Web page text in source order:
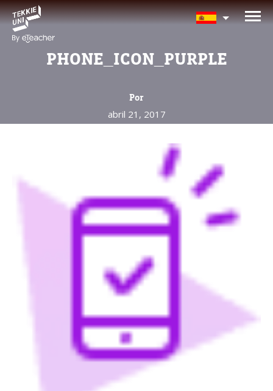
PHONE_ICON_PURPLE
Por
abril 21, 2017
¿Te interesan nuestros
programas?
Nombre completo del padre/madre
La edad de su hijo/a
La edad de su hijo/a
Correo electrónico del padre/madre